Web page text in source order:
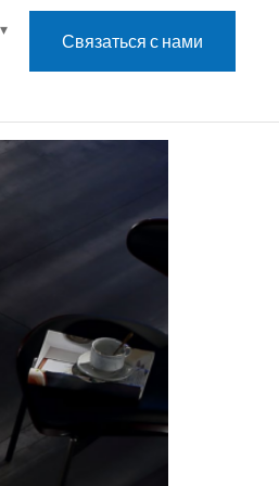
Связаться с нами